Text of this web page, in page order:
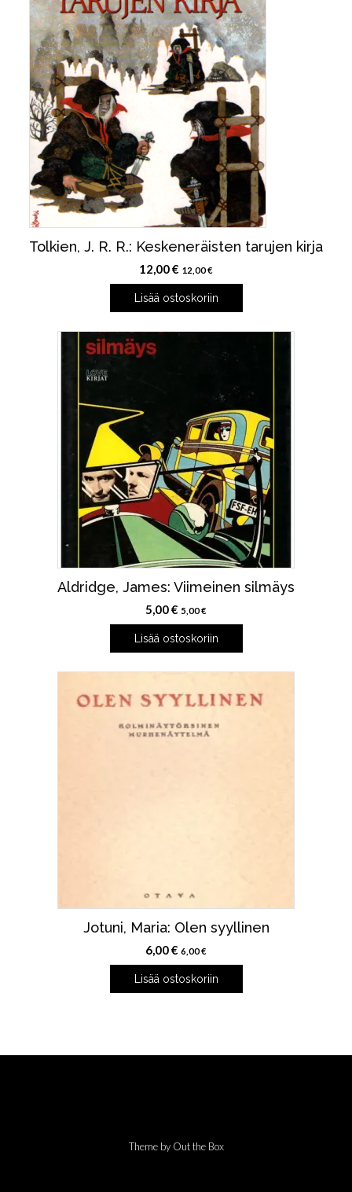
Tolkien, J. R. R.: Keskeneräisten tarujen kirja
12,00€ 12,00€
Lisää ostoskoriin
Aldridge, James: Viimeinen silmäys
5,00€ 5,00€
Lisää ostoskoriin
Jotuni, Maria: Olen syyllinen
6,00€ 6,00€
Lisää ostoskoriin
Theme by Out the Box